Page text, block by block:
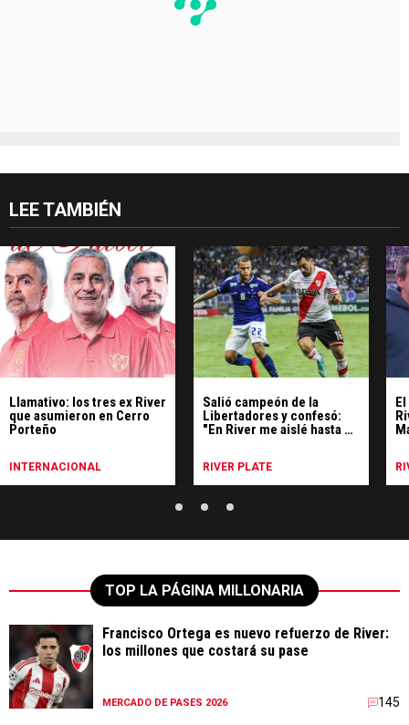
LEE TAMBIÉN
Llamativo: los tres ex River
que asumieron en Cerro
Porteño
INTERNACIONAL
Salió campeón de la
Libertadores y confesó:
"En River me aislé hasta de
RIVER PLATE
TOP LA PÁGINA MILLONARIA
Francisco Ortega es nuevo refuerzo de River:
los millones que costará su pase
MERCADO DE PASES 2026 145